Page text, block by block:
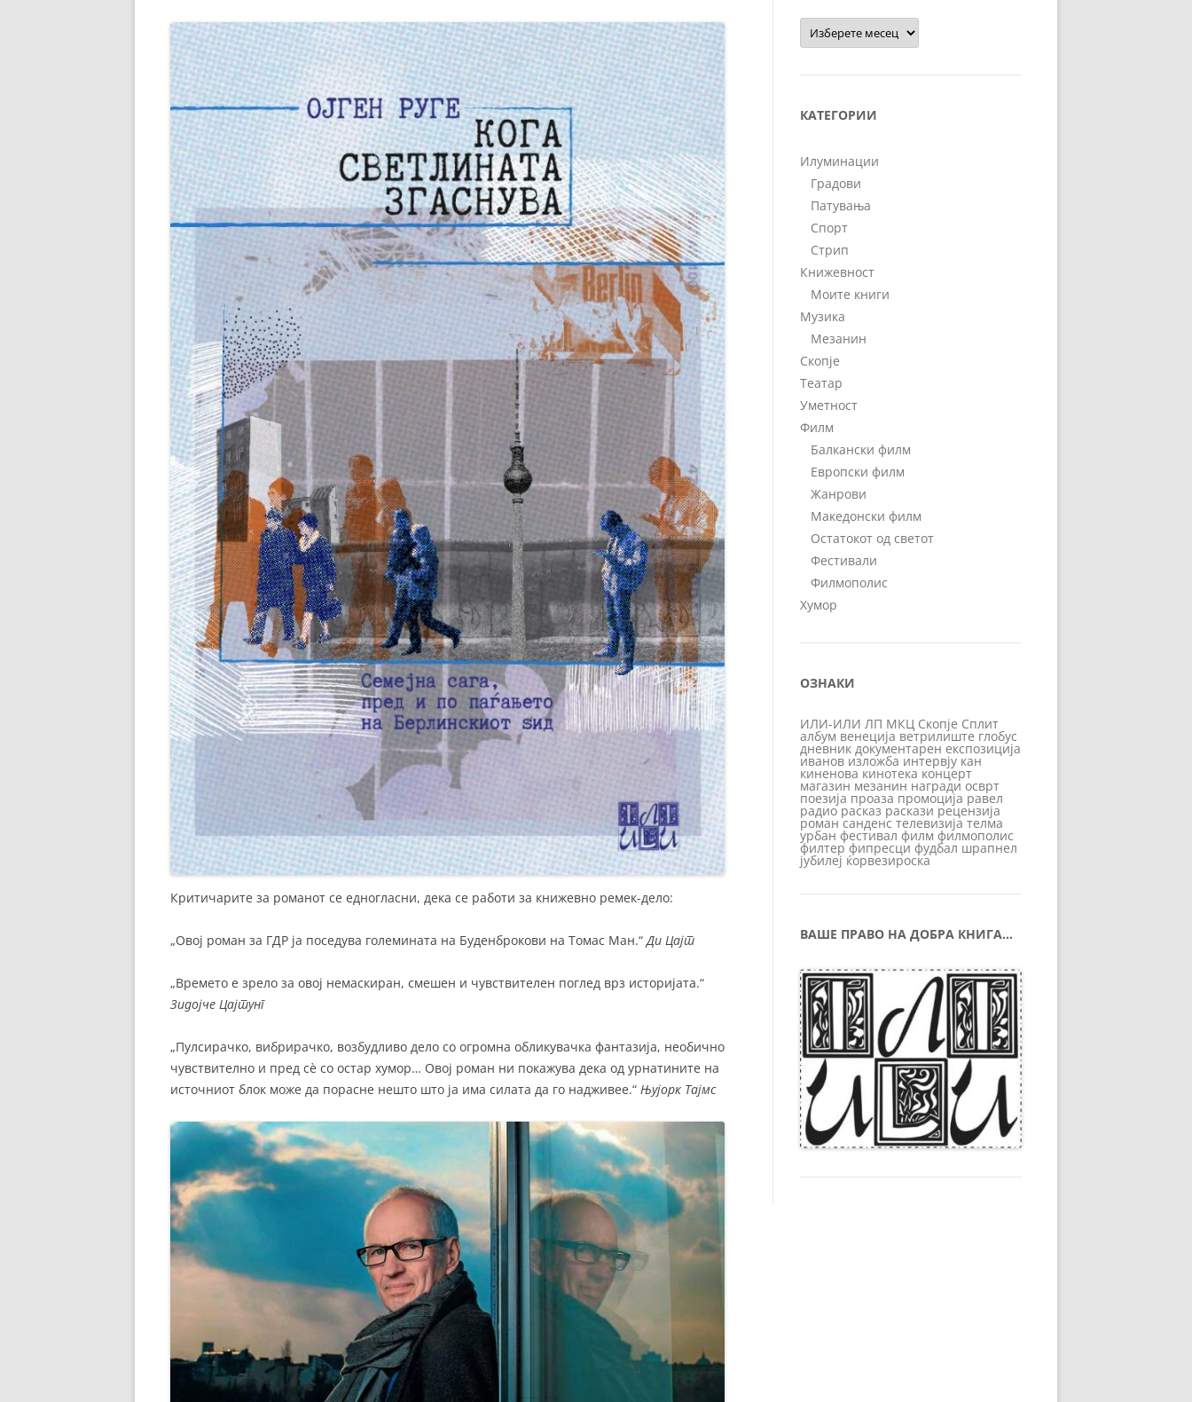
Критичарите за романот се едногласни, дека се работи за книжевно ремек-дело:
„Овој роман за ГДР ја поседува големината на Буденброкови на Томас Ман.“Ди Цајт
„Времето е зрело за овој немаскиран, смешен и чувствителен поглед врз историјата.“
Зидојче Цајтунг
„Пулсирачко, вибрирачко, возбудливо дело со огромна обликувачка фантазија, необично
чувствително и пред сѐ со остар хумор… Овој роман ни покажува дека од урнатините на
источниот блок може да порасне нешто што ја има силата да го надживее.“ Њујорк Тајмс
Архиви
КАТЕГОРИИ
Илуминации
Градови
Патувања
Спорт
Стрип
Книжевност
Моите книги
Музика
Мезанин
Скопје
Театар
Уметност
Филм
Балкански филм
Европски филм
Жанрови
Македонски филм
Остатокот од светот
Фестивали
Филмополис
Хумор
ОЗНАКИ
ИЛИ-ИЛИ ЛП МКЦ Скопје Сплит
албум венеција ветрилиште глобус
дневник документарен експозиција
иванов изложба интервју кан
киненова кинотека концерт
магазин мезанин награди осврт
поезија проаза промоција равел
радио расказ раскази рецензија
роман санденс телевизија телма
урбан фестивал филм филмополис
филтер фипресци фудбал шрапнел
јубилеј ќорвезироска
ВАШЕ ПРАВО НА ДОБРА КНИГА…